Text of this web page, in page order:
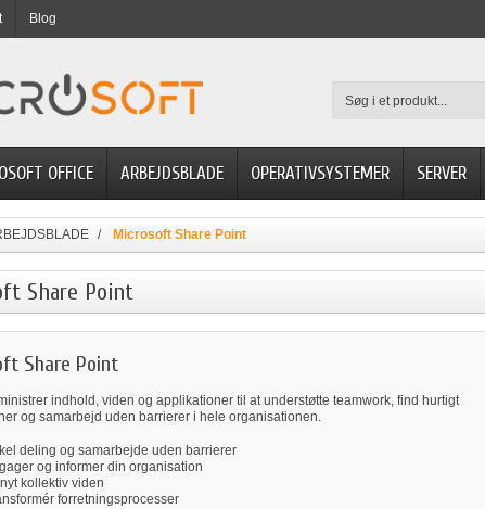
Blog
OFFICE ARBEJDSBLADE OPERATIVSYSTEMER SERVER
Microsoft Share Point
Share Point
Share Point
indhold, viden og applikationer til at understøtte teamwork, find hurtigt
og samarbejd uden barrierer i hele organisationen.
deling og samarbejde uden barrierer
og informer din organisation
kollektiv viden
forretningsprocesser